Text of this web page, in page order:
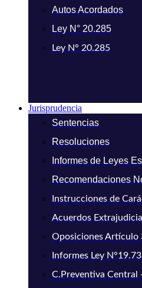
Autos Acordados
Ley N° 20.285
Ley N° 20.285
Jurisprudencia
Sentencias
Resoluciones
Informes de Leyes
Recomendaciones
Instrucciones de
Acuerdos
Oposiciones Artículo
Informes Ley
C.Preventiva Central